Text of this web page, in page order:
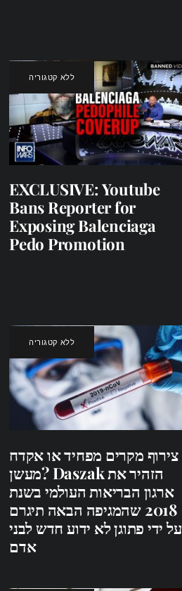
ללא קטגוריה
EXCLUSIVE: Youtube
Bans Reporter for
Exposing Balenciaga
Pedo Promotion
ללא קטגוריה
צירוף מקרים מפחיד או אקדח
מעשן? Daszak הזהיר את
ארגון הבריאות העולמי בשנת
2018 שהמגיפה הבאה תיגרם
על ידי פתוגן לא ידוע חדש לבני
אדם